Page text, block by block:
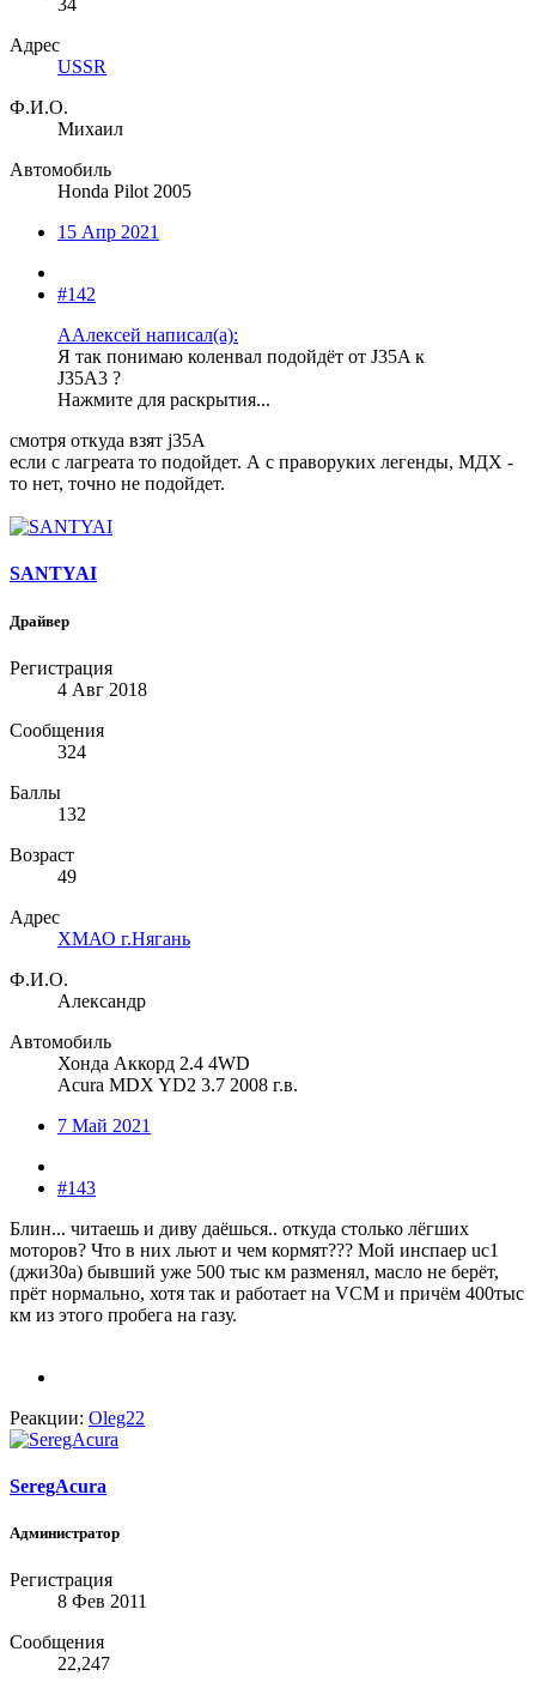
34
Адрес
USSR
Ф.И.О.
Михаил
Автомобиль
Honda Pilot 2005
15 Апр 2021
#142
ААлексей написал(а):
Я так понимаю коленвал подойдёт от J35A к
J35A3 ?
Нажмите для раскрытия...
смотря откуда взят j35A
если с лагреата то подойдет. А с праворуких легенды, МДХ -
то нет, точно не подойдет.
SANTYAI
Драйвер
Регистрация
4 Авг 2018
Сообщения
324
Баллы
132
Возраст
49
Адрес
ХМАО г.Нягань
Ф.И.О.
Александр
Автомобиль
Хонда Аккорд 2.4 4WD
Acura MDX YD2 3.7 2008 г.в.
7 Май 2021
#143
Блин... читаешь и диву даёшься.. откуда столько лёгших
моторов? Что в них льют и чем кормят??? Мой инспаер uc1
(джи30а) бывший уже 500 тыс км разменял, масло не берёт,
прёт нормально, хотя так и работает на VCM и причём 400тыс
км из этого пробега на газу.
Реакции: Oleg22
SeregAcura
Администратор
Регистрация
8 Фев 2011
Сообщения
22,247